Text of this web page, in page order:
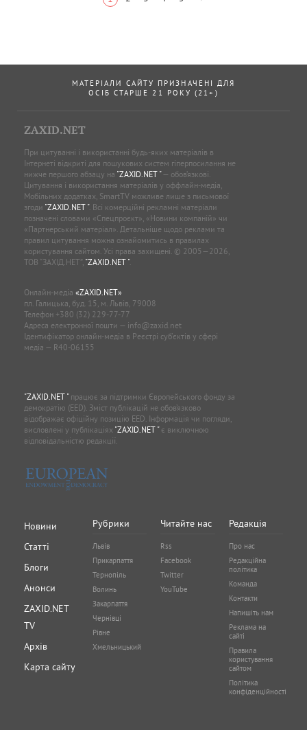
МАТЕРІАЛИ САЙТУ ПРИЗНАЧЕНІ ДЛЯ
ОСІБ СТАРШЕ 21 РОКУ (21+)
ZAXID.NET
При цитуванні і використанні будь-яких матеріалів в
Інтернеті відкриті для пошукових систем гіперпосилання не
нижче першого абзацу на "ZAXID.NET "— обов’язкові.
Цитування і використання матеріалів у оффлайн-медіа,
Мобільних додатках, SmartTV можливе лише з письмової
згоди "ZAXID.NET ". Всі комерційні рекламні матеріали
позначені словами «Спецпроєкт», «Новини компаній» чи
«Партнерський матеріал». Детальніше щодо реклами та
правил цитування можна ознайомитись в правилах
користування сайтом. Усі права захищені. © 2005—2026,
ТОВ “ЗАХІД.НЕТ”, "ZAXID.NET ".
Онлайн-медіа «ZAXID.NET»
пл. Галицька, буд. 15, м. Львів, 79008
Телефон +380 (32) 229-77-77
Адреса електронної пошти — info@zaxid.net
Ідентифікатор онлайн-медіа в Реєстрі суб'єктів у сфері
медіа — R40-06155
"ZAXID.NET "працює за підтримки Європейського фонду за
демократію (EED). Зміст публікацій не обов’язково
відображає офіційну позицію EED. Інформація чи погляди,
висловлені у публікаціях "ZAXID.NET "є виключною
відповідальністю редакції.
Новини
Статті
Блоги
Анонси
ZAXID.NET
TV
Архів
Карта сайту
Рубрики
Львів
Прикарпаття
Тернопіль
Волинь
Закарпаття
Чернівці
Рівне
Хмельницький
Читайте нас
Rss
Facebook
Twitter
YouTube
Редакція
Про нас
Редакційна
політика
Команда
Контакти
Напишіть нам
Реклама на
сайті
Правила
користування
сайтом
Політика
конфіденційності